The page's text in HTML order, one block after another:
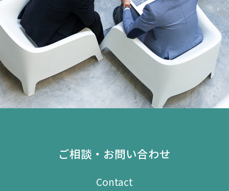
ご相談・お問い合わせ
Contact